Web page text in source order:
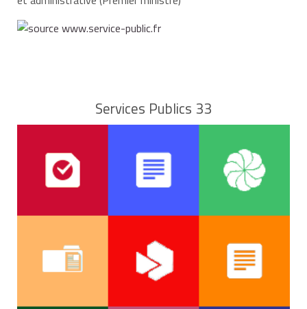
Services Publics 33